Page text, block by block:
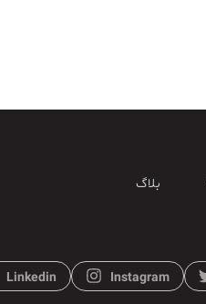
بلاگ
Linkedin Instagram